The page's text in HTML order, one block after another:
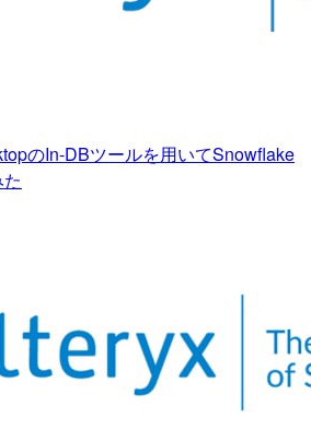
のIn-DBツールを用いてSnowflake